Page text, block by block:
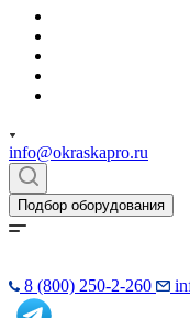
info@okraskapro.ru
Подбор оборудования
8 (800) 250-2-260